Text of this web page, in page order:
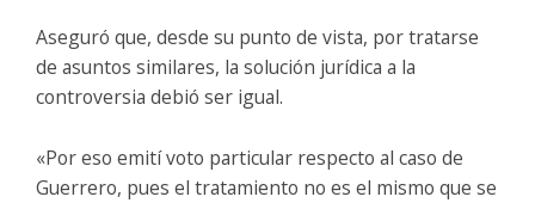
Aseguró que, desde su punto de vista, por tratarse
de asuntos similares, la solución jurídica a la
controversia debió ser igual.
«Por eso emití voto particular respecto al caso de
Guerrero, pues el tratamiento no es el mismo que se